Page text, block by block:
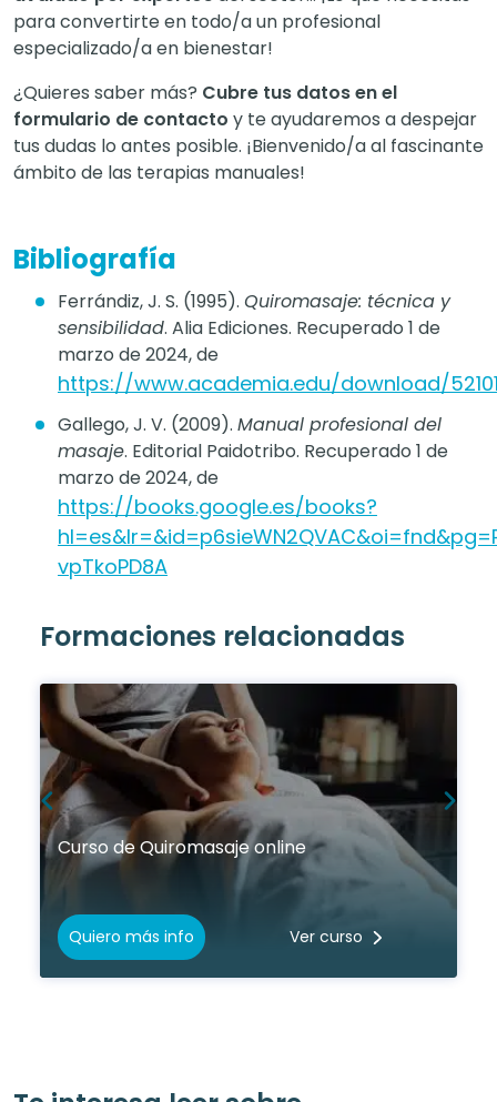
para convertirte en todo/a un profesional
especializado/a en bienestar!
¿Quieres saber más? Cubre tus datos en el
formulario de contacto y te ayudaremos a despejar
tus dudas lo antes posible. ¡Bienvenido/a al fascinante
ámbito de las terapias manuales!
Bibliografía
Ferrándiz, J. S. (1995). Quiromasaje: técnica y
sensibilidad. Alia Ediciones. Recuperado 1 de
marzo de 2024, de
https://www.academia.edu/download/
Gallego, J. V. (2009). Manual profesional del
masaje. Editorial Paidotribo. Recuperado 1 de
marzo de 2024, de
https://books.google.es/books?
vpTkoPD8A
Formaciones relacionadas
Curso de Quiromasaje online
Quiero más info Ver curso